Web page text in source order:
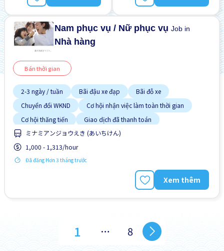
Lao động người nước
Nam phục vụ / Nữ phục vụJob in
Nhà hàng
Bán thời gian
2-3 ngày / tuần Bãi đậu xe đạp
Bãi đỗ xe
Chuyển đổi WKND
Cơ hội nhận việc làm toàn thời gian
Cơ hội thăng tiến
Giao dịch đã thanh toán
Không cần kinh nghiệm
Lao động người nước ngoài
ミナミアンジョウえき (あいちけん)
1,000 - 1,313/hour
Đã đăng Hơn 3 tháng trước
Xem thêm
1 … 8